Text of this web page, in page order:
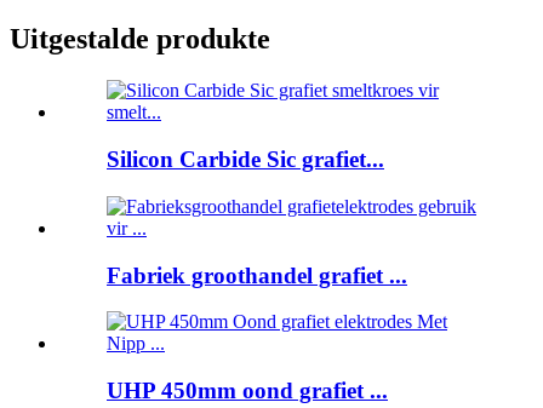
Uitgestalde produkte
Silicon Carbide Sic grafiet...
Fabriek groothandel grafiet ...
UHP 450mm oond grafiet ...